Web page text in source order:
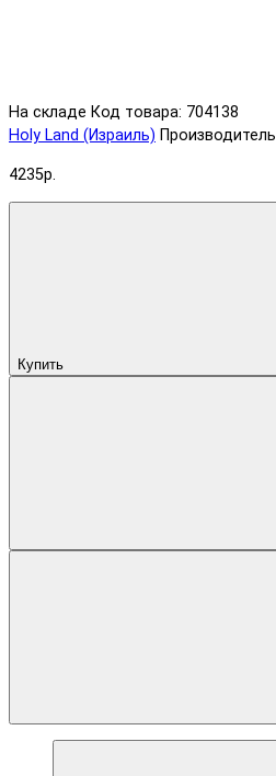
На складе Код товара: 704138
Holy Land (Израиль) Производитель
4235р.
Купить